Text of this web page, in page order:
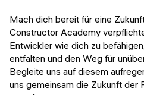
Mach dich bereit für eine
Constructor Academy
Entwickler wie dich zu
entfalten und den Weg für
Begleite uns auf diesem
uns gemeinsam die Zukunft der